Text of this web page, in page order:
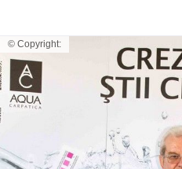
© Copyright: